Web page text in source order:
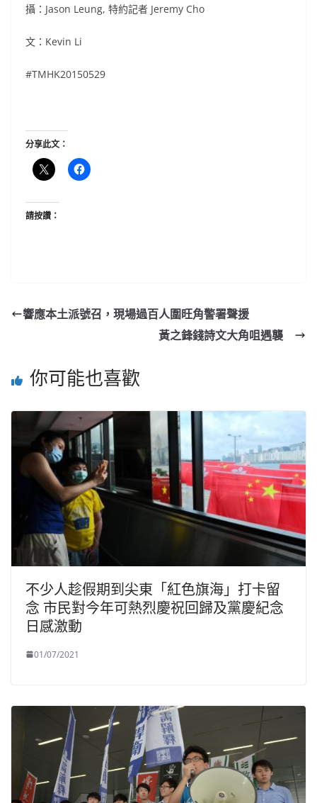
攝：Jason Leung, 特約記者 Jeremy Cho
文：Kevin Li
#TMHK20150529
分享此文：
請按讚：
響應本土派號召，現場過百人圍旺角警署聲援
黃之鋒錢詩文大角咀遇襲
你可能也喜歡
不少人趁假期到尖東「紅色旗海」打卡留
念 市民對今年可熱烈慶祝回歸及黨慶紀念
日感激動
01/07/2021